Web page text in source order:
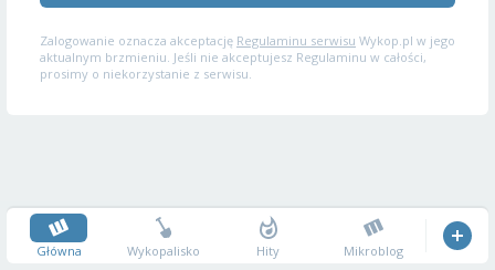
Zalogowanie oznacza akceptację Regulaminu serwisu Wykop.pl w jego
aktualnym brzmieniu. Jeśli nie akceptujesz Regulaminu w całości,
prosimy o niekorzystanie z serwisu.
Główna Wykopalisko Hity Mikroblog